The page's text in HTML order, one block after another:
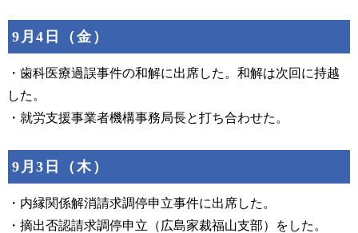
9月4日（金）
・歯科医療過誤事件の和解に出席した。和解は次回に持越
した。
・就労支援事業者機構事務局長と打ち合わせた。
9月3日（木）
・内縁関係解消請求調停申立事件に出席した。
・摘出否認請求調停申立（広島家裁福山支部）をした。